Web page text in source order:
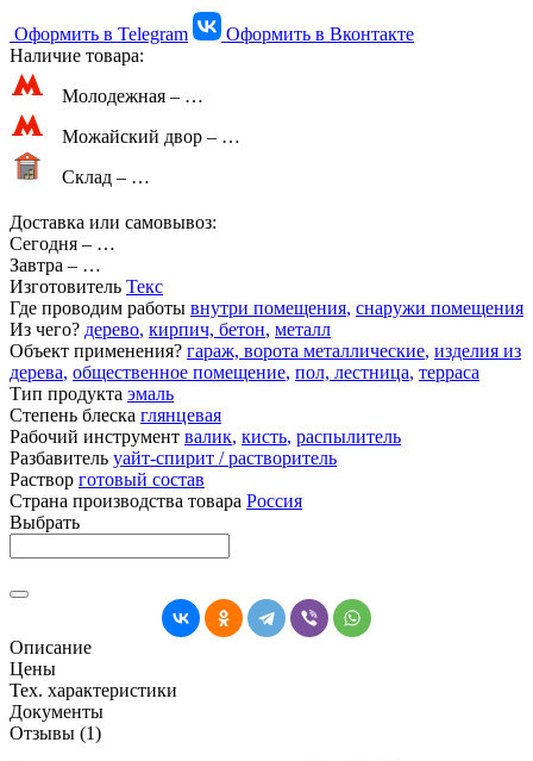
Оформить в Telegram
Оформить в Вконтакте
Наличие товара:
Молодежная – …
Можайский двор – …
Склад – …
Доставка или самовывоз:
Сегодня – …
Завтра – …
Изготовитель Текс
Где проводим работы внутри помещения, снаружи помещения
Из чего? дерево, кирпич, бетон, металл
Объект применения? гараж, ворота металлические, изделия из
дерева, общественное помещение, пол, лестница, терраса
Тип продукта эмаль
Степень блеска глянцевая
Рабочий инструмент валик, кисть, распылитель
Разбавитель уайт-спирит / растворитель
Раствор готовый состав
Страна производства товара Россия
Выбрать
Описание
Цены
Тех. характеристики
Документы
Отзывы (1)